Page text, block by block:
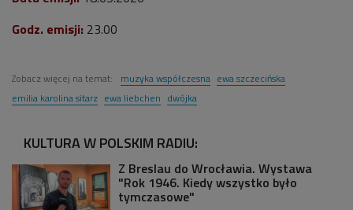
Godz. emisji: 23.00
Zobacz więcej na temat: muzyka współczesna ewa szczecińska
emilia karolina sitarz ewa liebchen dwójka
KULTURA W POLSKIM RADIU:
Z Breslau do Wrocławia. Wystawa
"Rok 1946. Kiedy wszystko było
tymczasowe"